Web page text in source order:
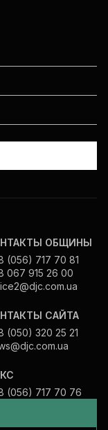
ОБЩИНЫ
(056) 717 70 81
067 915 26 00
САЙТА
(050) 320 25 21
(056) 717 70 76